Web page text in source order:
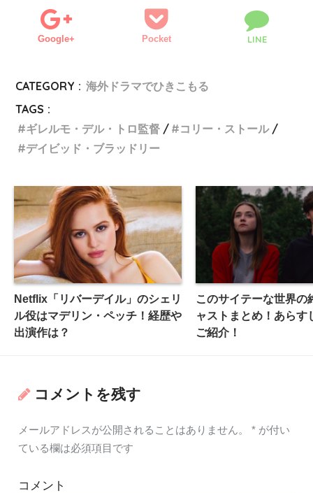
Google+ Pocket LINE
CATEGORY : 海外ドラマでひきこもる
TAGS :
ギレルモ・デル・トロ監督
コリー・ストール
デイビッド・ブラッドリー
Netflix「リバーデイル」のシェリ
ル役はマデリン・ペッチ！経歴や
出演作は？
このサイテーな世界の
ャストまとめ！あらす
ご紹介！
コメントを残す
メールアドレスが公開されることはありません。 *が付い
ている欄は必須項目です
コメント